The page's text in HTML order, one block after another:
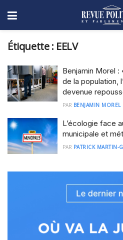
Étiquette : EELV
Benjamin Morel :
de la population,
devenue
PAR BENJAMIN MOREL
L’écologie face
municipale et
PAR PATRICK MARTIN-